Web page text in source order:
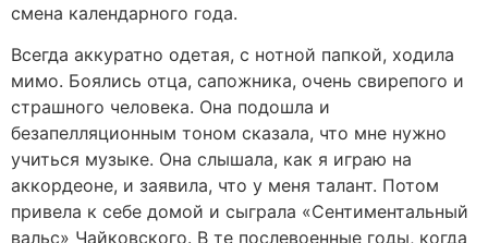
смена календарного года.
Всегда аккуратно одетая, с нотной папкой, ходила
мимо. Боялись отца, сапожника, очень свирепого и
страшного человека. Она подошла и
безапелляционным тоном сказала, что мне нужно
учиться музыке. Она слышала, как я играю на
аккордеоне, и заявила, что у меня талант. Потом
привела к себе домой и сыграла «Сентиментальный
вальс» Чайковского. В те послевоенные годы, когда